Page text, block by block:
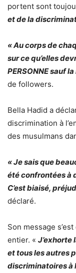
portent sont
et de la
« Au corps de
sur ce qu’elles
PERSONNE sauf
de followers.
Bella Hadid a
discrimination à
des musulmans
« Je sais que
été confrontées à
C’est biaisé,
déclaré.
Son message
entier. « J’exhorte
et tous les autres
discriminatoires à